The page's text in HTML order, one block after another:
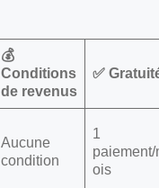
💰
Conditions
de revenus
✅
Aucune
condition
1
paiement/
ois